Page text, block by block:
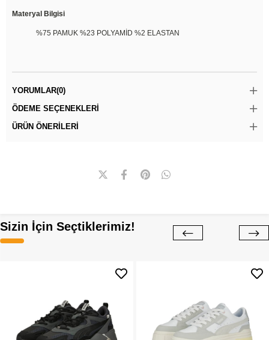
Materyal Bilgisi
%75 PAMUK %23 POLYAMİD %2 ELASTAN
YORUMLAR(0)
ÖDEME SEÇENEKLERI
ÜRÜN ÖNERILERI
Sizin İçin Seçtiklerimiz!